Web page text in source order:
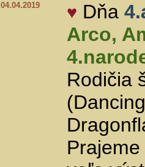
04.04.2019 ♥ Dňa
Arco,
Rodičia